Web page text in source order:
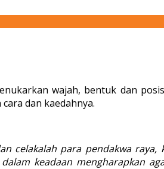
wajah, bentuk dan
dan kaedahnya.
celakalah para pendakwa
keadaan mengharapkan